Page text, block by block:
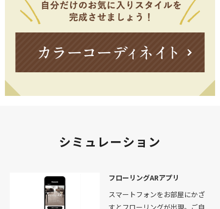
シミュレーション
フローリングARアプリ
スマートフォンをお部屋にかざ
すとフローリングが出現。ご自